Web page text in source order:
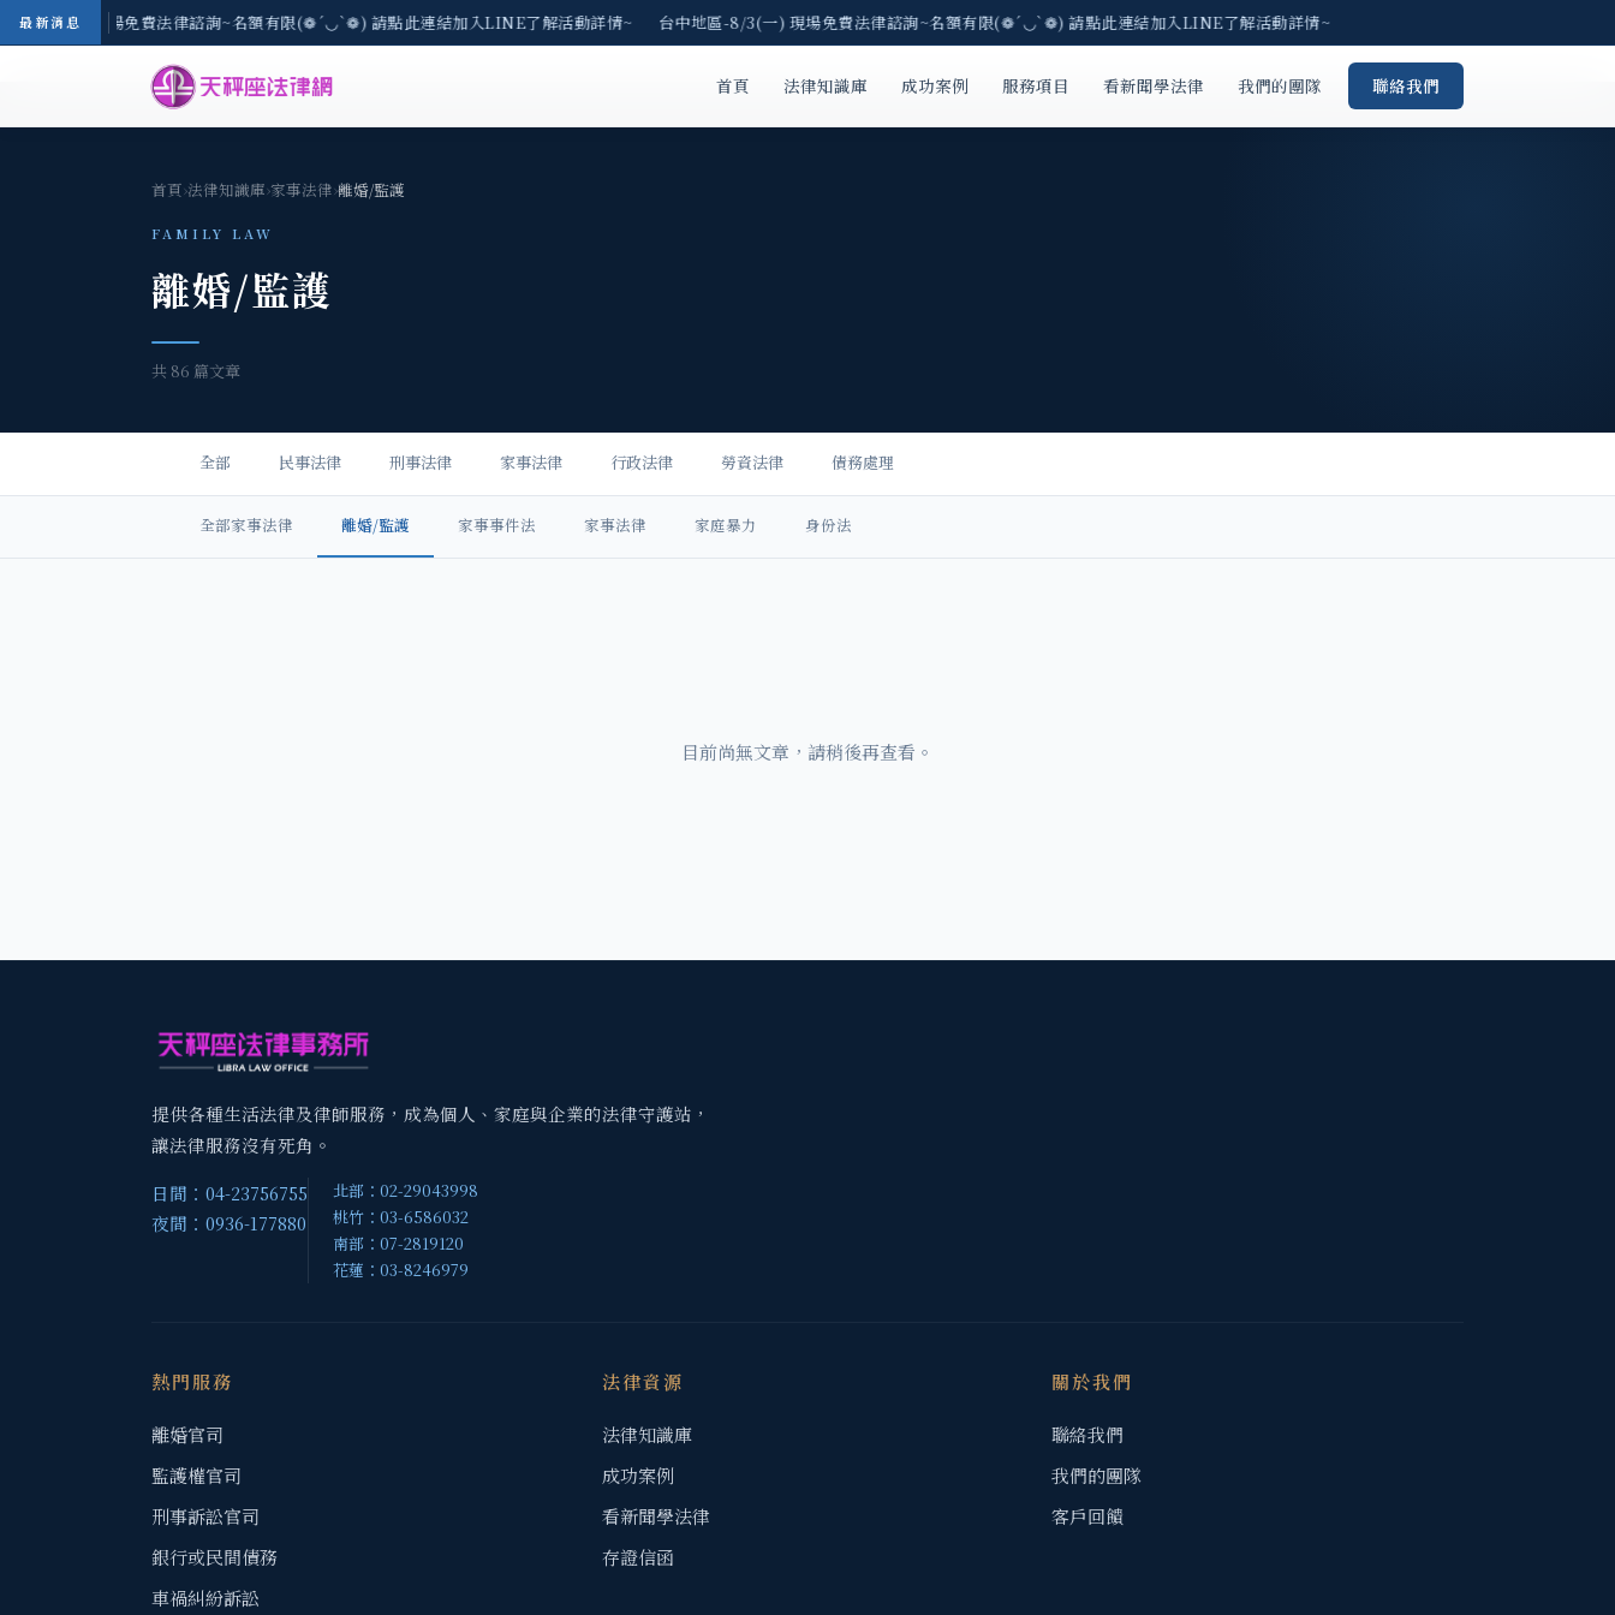
最新消息
-8/3(一) 現場免費法律諮詢~名額有限(❁´◡`❁) 請點此連結加入LINE了解活動詳情~ 台中地區-8/3(一) 現場免費法律諮詢~名額有限(❁´◡`❁) 請點此連結加入LINE了解活動詳情~
首頁 法律知識庫 成功案例 服務項目 看新聞學法律 我們的團隊 聯絡我們
首頁›法律知識庫›家事法律›離婚/監護
FAMILY LAW
離婚/監護
共 86 篇文章
全部 民事法律 刑事法律 家事法律 行政法律 勞資法律 債務處理
全部家事法律 離婚/監護 家事事件法 家事法律 家庭暴力 身份法
目前尚無文章，請稍後再查看。
提供各種生活法律及律師服務，成為個人、家庭與企業的法律守護站，
讓法律服務沒有死角。
日間：04-23756755
夜間：0936-177880
北部：02-29043998
桃竹：03-6586032
南部：07-2819120
花蓮：03-8246979
熱門服務
離婚官司
監護權官司
刑事訴訟官司
銀行或民間債務
車禍糾紛訴訟
法律資源
法律知識庫
成功案例
看新聞學法律
存證信函
關於我們
聯絡我們
我們的團隊
客戶回饋